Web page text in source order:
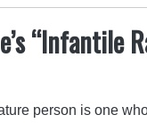
“Infantile
person is one